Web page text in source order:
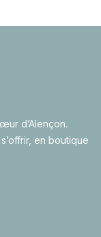
d’Alençon.
en boutique